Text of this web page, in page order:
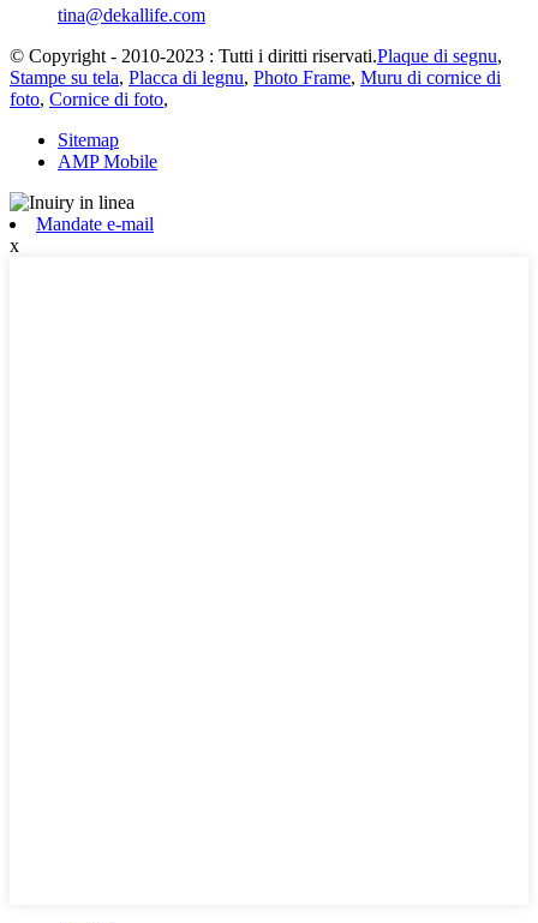
tina@dekallife.com
© Copyright - 2010-2023 : Tutti i diritti riservati.Plaque di segnu,
Stampe su tela, Placca di legnu, Photo Frame, Muru di cornice di
foto, Cornice di foto,
Sitemap
AMP Mobile
Mandate e-mail
x